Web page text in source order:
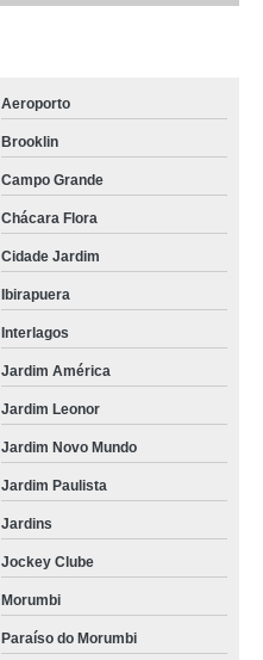
Aeroporto
Brooklin
Campo Grande
Chácara Flora
Cidade Jardim
Ibirapuera
Interlagos
Jardim América
Jardim Leonor
Jardim Novo Mundo
Jardim Paulista
Jardins
Jockey Clube
Morumbi
Paraíso do Morumbi